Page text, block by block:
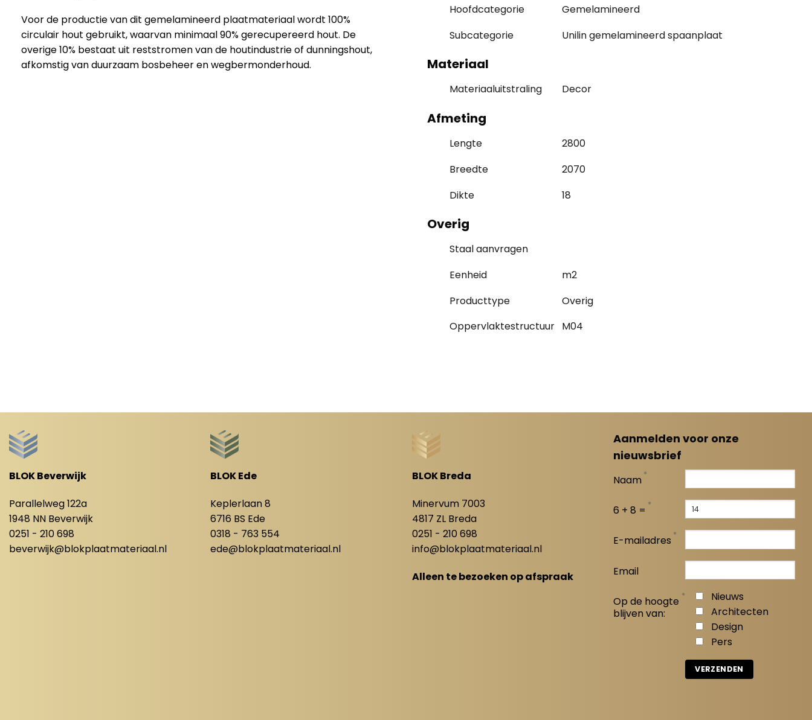
Voor de productie van dit gemelamineerd plaatmateriaal wordt 100%
circulair hout gebruikt, waarvan minimaal 90% gerecupereerd hout. De
overige 10% bestaat uit reststromen van de houtindustrie of dunningshout,
afkomstig van duurzaam bosbeheer en wegbermonderhoud.
Hoofdcategorie
Gemelamineerd
Subcategorie
Unilin gemelamineerd spaanplaat
Materiaal
Materiaaluitstraling Decor
Afmeting
Lengte
2800
Breedte
2070
Dikte
18
Overig
Staal aanvragen
Eenheid
m2
Producttype
Overig
Oppervlaktestructuur M04
BLOK Beverwijk
Parallelweg 122a
1948 NN Beverwijk
0251 - 210 698
beverwijk@blokplaatmateriaal.nl
BLOK Ede
Keplerlaan 8
6716 BS Ede
0318 - 763 554
ede@blokplaatmateriaal.nl
BLOK Breda
Minervum 7003
4817 ZL Breda
0251 - 210 698
info@blokplaatmateriaal.nl
Alleen te bezoeken op afspraak
Aanmelden voor onze
nieuwsbrief
Naam *
6 + 8 = *
E-mailadres *
Email
Op de hoogte
blijven van:
*
Nieuws
Architecten
Design
Pers